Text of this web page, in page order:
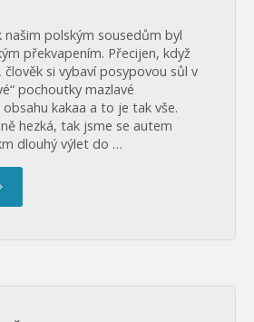
našim polským sousedům byl
překvapením. Přecijen, když
člověk si vybaví posypovou sůl v
pochoutky mazlavé
kakaa a to je tak vše.
hezká, tak jsme se autem
dlouhý výlet do …